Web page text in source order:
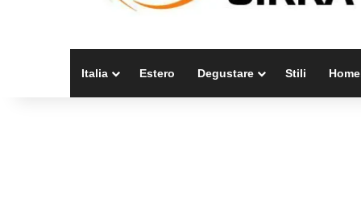
Italia Estero Degustare Stili